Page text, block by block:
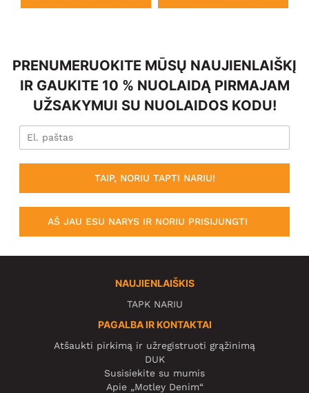
PRENUMERUOKITE MŪSŲ NAUJIENLAIŠKĮ
IR GAUKITE 10 % NUOLAIDĄ PIRMAJAM
UŽSAKYMUI SU NUOLAIDOS KODU!
TAIP, NORIU TAPTI NARIU!
AŠ JAU ESU NARYS IR NORIU PRISIJUNGTI
NAUJIENLAIŠKIS
TAPK NARIU
PAGALBA IR KONTAKTAI
Atšaukti pirkimą ir užregistruoti grąžinimą
DUK
Susisiekite su mumis
Apie „Motley Denim“